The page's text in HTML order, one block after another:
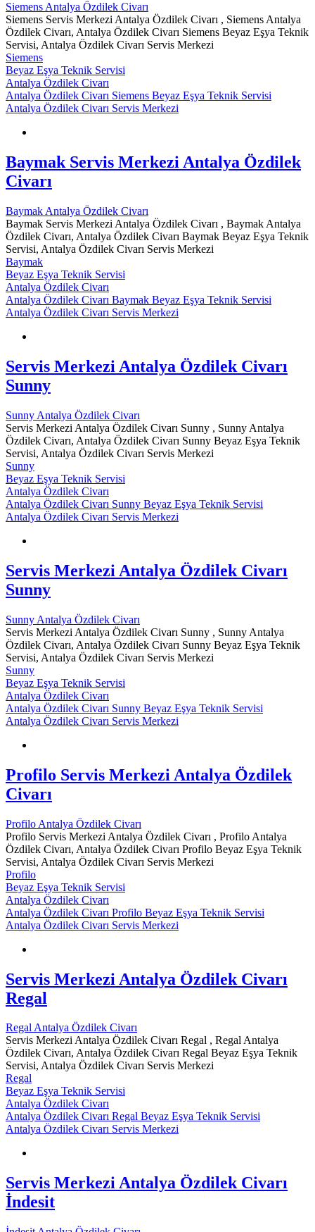
Siemens Antalya Özdilek Civarı
Siemens Servis Merkezi Antalya Özdilek Civarı , Siemens Antalya
Özdilek Civarı, Antalya Özdilek Civarı Siemens Beyaz Eşya Teknik
Servisi, Antalya Özdilek Civarı Servis Merkezi
Siemens
Beyaz Eşya Teknik Servisi
Antalya Özdilek Civarı
Antalya Özdilek Civarı Siemens Beyaz Eşya Teknik Servisi
Antalya Özdilek Civarı Servis Merkezi
Baymak Servis Merkezi Antalya Özdilek
Civarı
Baymak Antalya Özdilek Civarı
Baymak Servis Merkezi Antalya Özdilek Civarı , Baymak Antalya
Özdilek Civarı, Antalya Özdilek Civarı Baymak Beyaz Eşya Teknik
Servisi, Antalya Özdilek Civarı Servis Merkezi
Baymak
Beyaz Eşya Teknik Servisi
Antalya Özdilek Civarı
Antalya Özdilek Civarı Baymak Beyaz Eşya Teknik Servisi
Antalya Özdilek Civarı Servis Merkezi
Servis Merkezi Antalya Özdilek Civarı
Sunny
Sunny Antalya Özdilek Civarı
Servis Merkezi Antalya Özdilek Civarı Sunny , Sunny Antalya
Özdilek Civarı, Antalya Özdilek Civarı Sunny Beyaz Eşya Teknik
Servisi, Antalya Özdilek Civarı Servis Merkezi
Sunny
Beyaz Eşya Teknik Servisi
Antalya Özdilek Civarı
Antalya Özdilek Civarı Sunny Beyaz Eşya Teknik Servisi
Antalya Özdilek Civarı Servis Merkezi
Servis Merkezi Antalya Özdilek Civarı
Sunny
Sunny Antalya Özdilek Civarı
Servis Merkezi Antalya Özdilek Civarı Sunny , Sunny Antalya
Özdilek Civarı, Antalya Özdilek Civarı Sunny Beyaz Eşya Teknik
Servisi, Antalya Özdilek Civarı Servis Merkezi
Sunny
Beyaz Eşya Teknik Servisi
Antalya Özdilek Civarı
Antalya Özdilek Civarı Sunny Beyaz Eşya Teknik Servisi
Antalya Özdilek Civarı Servis Merkezi
Profilo Servis Merkezi Antalya Özdilek
Civarı
Profilo Antalya Özdilek Civarı
Profilo Servis Merkezi Antalya Özdilek Civarı , Profilo Antalya
Özdilek Civarı, Antalya Özdilek Civarı Profilo Beyaz Eşya Teknik
Servisi, Antalya Özdilek Civarı Servis Merkezi
Profilo
Beyaz Eşya Teknik Servisi
Antalya Özdilek Civarı
Antalya Özdilek Civarı Profilo Beyaz Eşya Teknik Servisi
Antalya Özdilek Civarı Servis Merkezi
Servis Merkezi Antalya Özdilek Civarı
Regal
Regal Antalya Özdilek Civarı
Servis Merkezi Antalya Özdilek Civarı Regal , Regal Antalya
Özdilek Civarı, Antalya Özdilek Civarı Regal Beyaz Eşya Teknik
Servisi, Antalya Özdilek Civarı Servis Merkezi
Regal
Beyaz Eşya Teknik Servisi
Antalya Özdilek Civarı
Antalya Özdilek Civarı Regal Beyaz Eşya Teknik Servisi
Antalya Özdilek Civarı Servis Merkezi
Servis Merkezi Antalya Özdilek Civarı
İndesit